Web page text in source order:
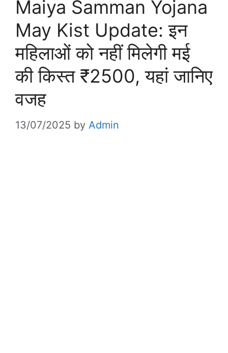
Maiya Samman Yojana
May Kist Update: इन
महिलाओं को नहीं मिलेगी मई
की किस्त ₹2500, यहां जानिए
वजह
13/07/2025 by Admin